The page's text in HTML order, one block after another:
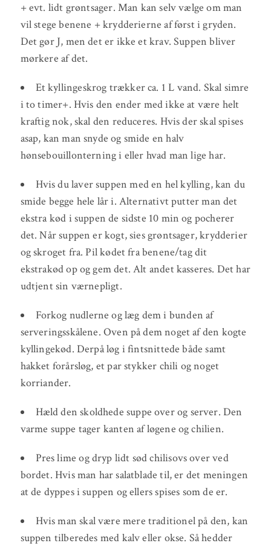
+ evt. lidt grøntsager. Man kan selv vælge om man
vil stege benene + krydderierne af først i gryden.
Det gør J, men det er ikke et krav. Suppen bliver
mørkere af det.
Et kyllingeskrog trækker ca. 1 L vand. Skal simre
i to timer+. Hvis den ender med ikke at være helt
kraftig nok, skal den reduceres. Hvis der skal spises
asap, kan man snyde og smide en halv
hønsebouillonterning i eller hvad man lige har.
Hvis du laver suppen med en hel kylling, kan du
smide begge hele lår i. Alternativt putter man det
ekstra kød i suppen de sidste 10 min og pocherer
det. Når suppen er kogt, sies grøntsager, krydderier
og skroget fra. Pil kødet fra benene/tag dit
ekstrakød op og gem det. Alt andet kasseres. Det har
udtjent sin værnepligt.
Forkog nudlerne og læg dem i bunden af
serveringsskålene. Oven på dem noget af den kogte
kyllingekød. Derpå løg i fintsnittede både samt
hakket forårsløg, et par stykker chili og noget
korriander.
Hæld den skoldhede suppe over og server. Den
varme suppe tager kanten af løgene og chilien.
Pres lime og dryp lidt sød chilisovs over ved
bordet. Hvis man har salatblade til, er det meningen
at de dyppes i suppen og ellers spises som de er.
Hvis man skal være mere traditionel på den, kan
suppen tilberedes med kalv eller okse. Så hedder